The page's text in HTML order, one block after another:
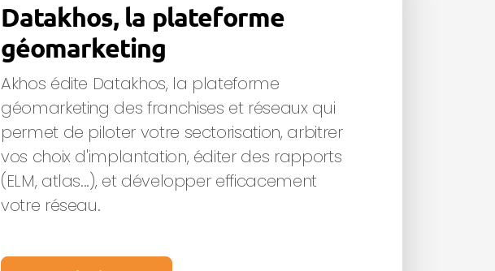
Datakhos, la plateforme
géomarketing
Akhos édite Datakhos, la plateforme
géomarketing des franchises et réseaux qui
permet de piloter votre sectorisation, arbitrer
vos choix d'implantation, éditer des rapports
(ELM, atlas...), et développer efficacement
votre réseau.